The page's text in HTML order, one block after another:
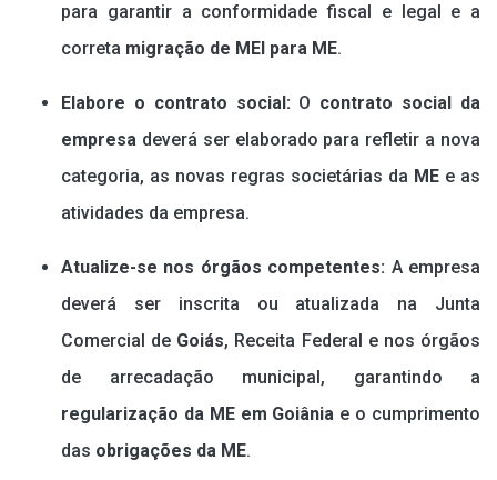
para garantir a conformidade fiscal e legal e a
correta migração de MEI para ME.
Elabore o contrato social: O contrato social da
empresa deverá ser elaborado para refletir a nova
categoria, as novas regras societárias da ME e as
atividades da empresa.
Atualize-se nos órgãos competentes: A empresa
deverá ser inscrita ou atualizada na Junta
Comercial de Goiás, Receita Federal e nos órgãos
de arrecadação municipal, garantindo a
regularização da ME em Goiânia e o cumprimento
das obrigações da ME.